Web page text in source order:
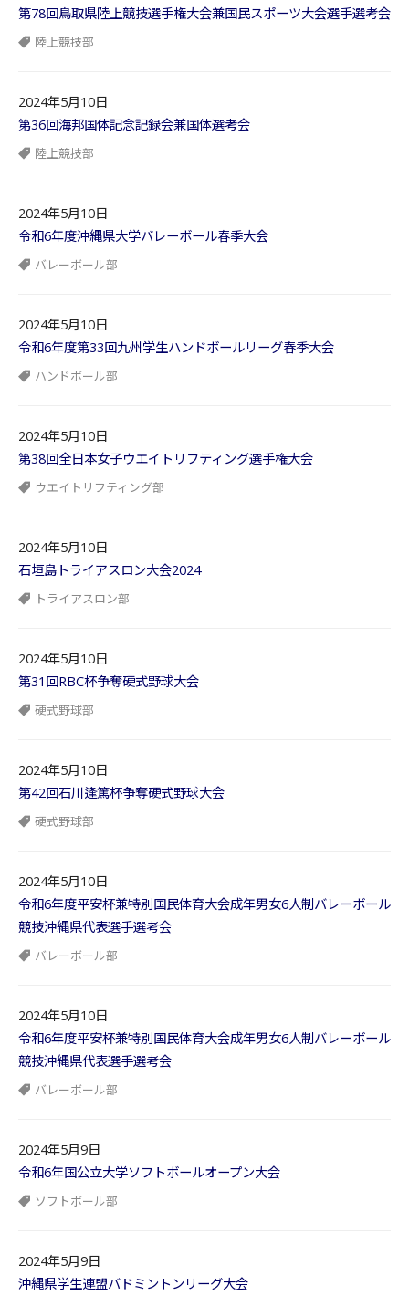
第78回鳥取県陸上競技選手権大会兼国民スポーツ大会選手選考会
陸上競技部
2024年5月10日
第36回海邦国体記念記録会兼国体選考会
陸上競技部
2024年5月10日
令和6年度沖縄県大学バレーボール春季大会
バレーボール部
2024年5月10日
令和6年度第33回九州学生ハンドボールリーグ春季大会
ハンドボール部
2024年5月10日
第38回全日本女子ウエイトリフティング選手権大会
ウエイトリフティング部
2024年5月10日
石垣島トライアスロン大会2024
トライアスロン部
2024年5月10日
第31回RBC杯争奪硬式野球大会
硬式野球部
2024年5月10日
第42回石川逢篤杯争奪硬式野球大会
硬式野球部
2024年5月10日
令和6年度平安杯兼特別国民体育大会成年男女6人制バレーボール
競技沖縄県代表選手選考会
バレーボール部
2024年5月10日
令和6年度平安杯兼特別国民体育大会成年男女6人制バレーボール
競技沖縄県代表選手選考会
バレーボール部
2024年5月9日
令和6年国公立大学ソフトボールオープン大会
ソフトボール部
2024年5月9日
沖縄県学生連盟バドミントンリーグ大会